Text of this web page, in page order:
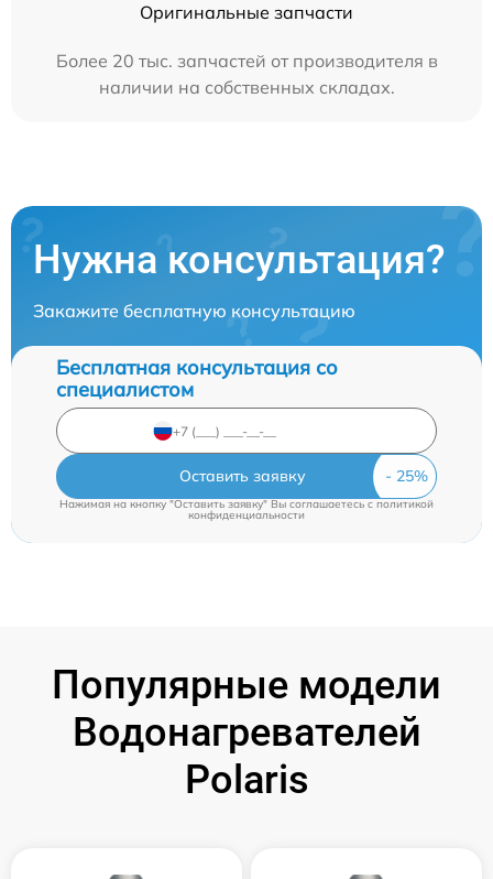
Оригинальные запчасти
Более 20 тыс. запчастей от производителя в
наличии на собственных складах.
Нужна консультация?
Закажите бесплатную консультацию
Бесплатная консультация со
специалистом
Оставить заявку
Нажимая на кнопку "Оставить заявку" Вы соглашаетесь cполитикой
конфиденциальности
Популярные модели
Водонагревателей
Polaris